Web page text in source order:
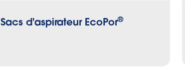
Sacs d'aspirateur EcoPor®